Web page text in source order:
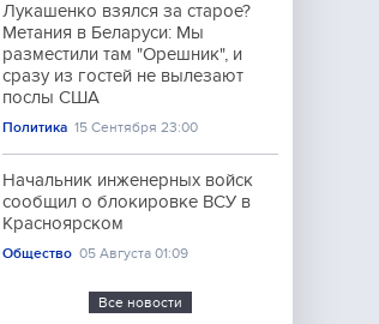
Лукашенко взялся за старое?
Метания в Беларуси: Мы
разместили там "Орешник", и
сразу из гостей не вылезают
послы США
Политика 15 Сентября 23:00
Начальник инженерных войск
сообщил о блокировке ВСУ в
Красноярском
Общество 05 Августа 01:09
Все новости